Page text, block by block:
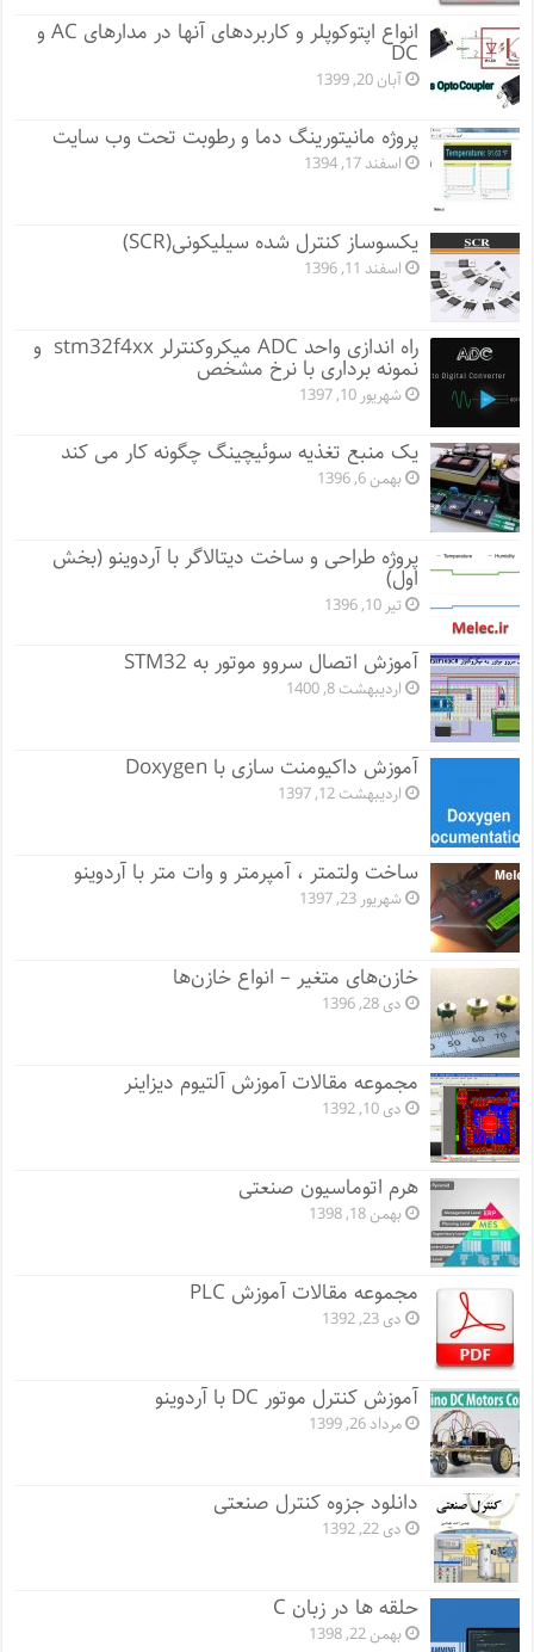
انواع اپتوکوپلر و کاربردهای آنها در مدارهای AC و
DC
آبان 20, 1399
پروژه مانيتورينگ دما و رطوبت تحت وب سایت
اسفند 17, 1394
یکسوساز کنترل شده سیلیکونی(SCR)
اسفند 11, 1396
راه اندازی واحد ADC میکروکنترلر stm32f4xx و
نمونه برداری با نرخ مشخص
شهریور 10, 1397
یک منبع تغذیه سوئیچینگ چگونه کار می کند
بهمن 6, 1396
پروژه طراحی و ساخت دیتالاگر با آردوینو (بخش
اول)
تیر 10, 1396
آموزش اتصال سروو موتور به STM32
اردیبهشت 8, 1400
آموزش داکیومنت سازی با Doxygen
اردیبهشت 12, 1397
ساخت ولتمتر ، آمپرمتر و وات متر با آردوینو
شهریور 23, 1397
خازن‌های متغیر – انواع خازن‌ها
دی 28, 1396
مجموعه مقالات آموزش آلتیوم دیزاینر
دی 10, 1392
هرم اتوماسیون صنعتی
بهمن 18, 1398
مجموعه مقالات آموزش PLC
دی 23, 1392
آموزش کنترل موتور DC با آردوینو
مرداد 26, 1399
دانلود جزوه کنترل صنعتی
دی 22, 1392
حلقه ها در زبان C
بهمن 22, 1398